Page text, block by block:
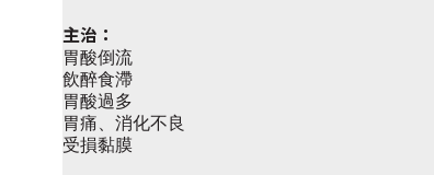
主治：
胃酸倒流
飲醉食滯
胃酸過多
胃痛、消化不良
受損黏膜